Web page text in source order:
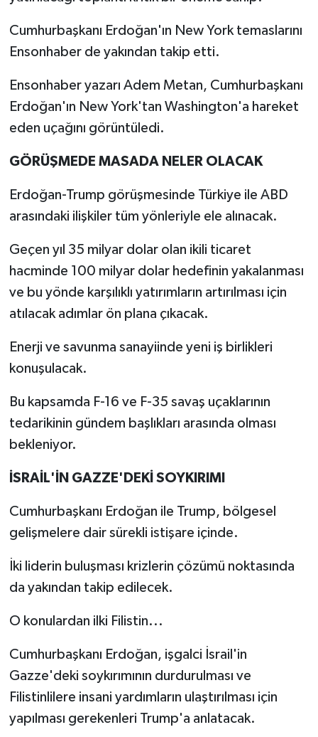
Cumhurbaşkanı Erdoğan'ın New York temaslarını
Ensonhaber de yakından takip etti.
Ensonhaber yazarı Adem Metan, Cumhurbaşkanı
Erdoğan'ın New York'tan Washington'a hareket
eden uçağını görüntüledi.
GÖRÜŞMEDE MASADA NELER OLACAK
Erdoğan-Trump görüşmesinde Türkiye ile ABD
arasındaki ilişkiler tüm yönleriyle ele alınacak.
Geçen yıl 35 milyar dolar olan ikili ticaret
hacminde 100 milyar dolar hedefinin yakalanması
ve bu yönde karşılıklı yatırımların artırılması için
atılacak adımlar ön plana çıkacak.
Enerji ve savunma sanayiinde yeni iş birlikleri
konuşulacak.
Bu kapsamda F-16 ve F-35 savaş uçaklarının
tedarikinin gündem başlıkları arasında olması
bekleniyor.
İSRAİL'İN GAZZE'DEKİ SOYKIRIMI
Cumhurbaşkanı Erdoğan ile Trump, bölgesel
gelişmelere dair sürekli istişare içinde.
İki liderin buluşması krizlerin çözümü noktasında
da yakından takip edilecek.
O konulardan ilki Filistin...
Cumhurbaşkanı Erdoğan, işgalci İsrail'in
Gazze'deki soykırımının durdurulması ve
Filistinlilere insani yardımların ulaştırılması için
yapılması gerekenleri Trump'a anlatacak.